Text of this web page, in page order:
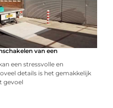
van een
een stressvolle en
details is het gemakkelijk
gevoel